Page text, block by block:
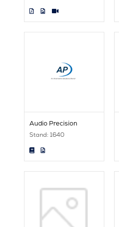
Audio Precision
Stand: 1640